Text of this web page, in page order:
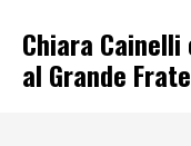
Chiara Cainelli
al Grande